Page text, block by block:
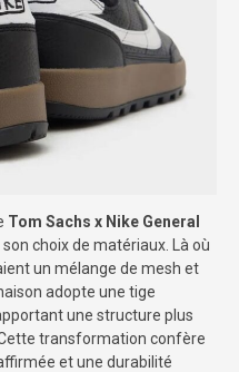
Tom Sachs x Nike General
choix de matériaux. Là où
un mélange de mesh et
adopte une tige
une structure plus
transformation confère
et une durabilité